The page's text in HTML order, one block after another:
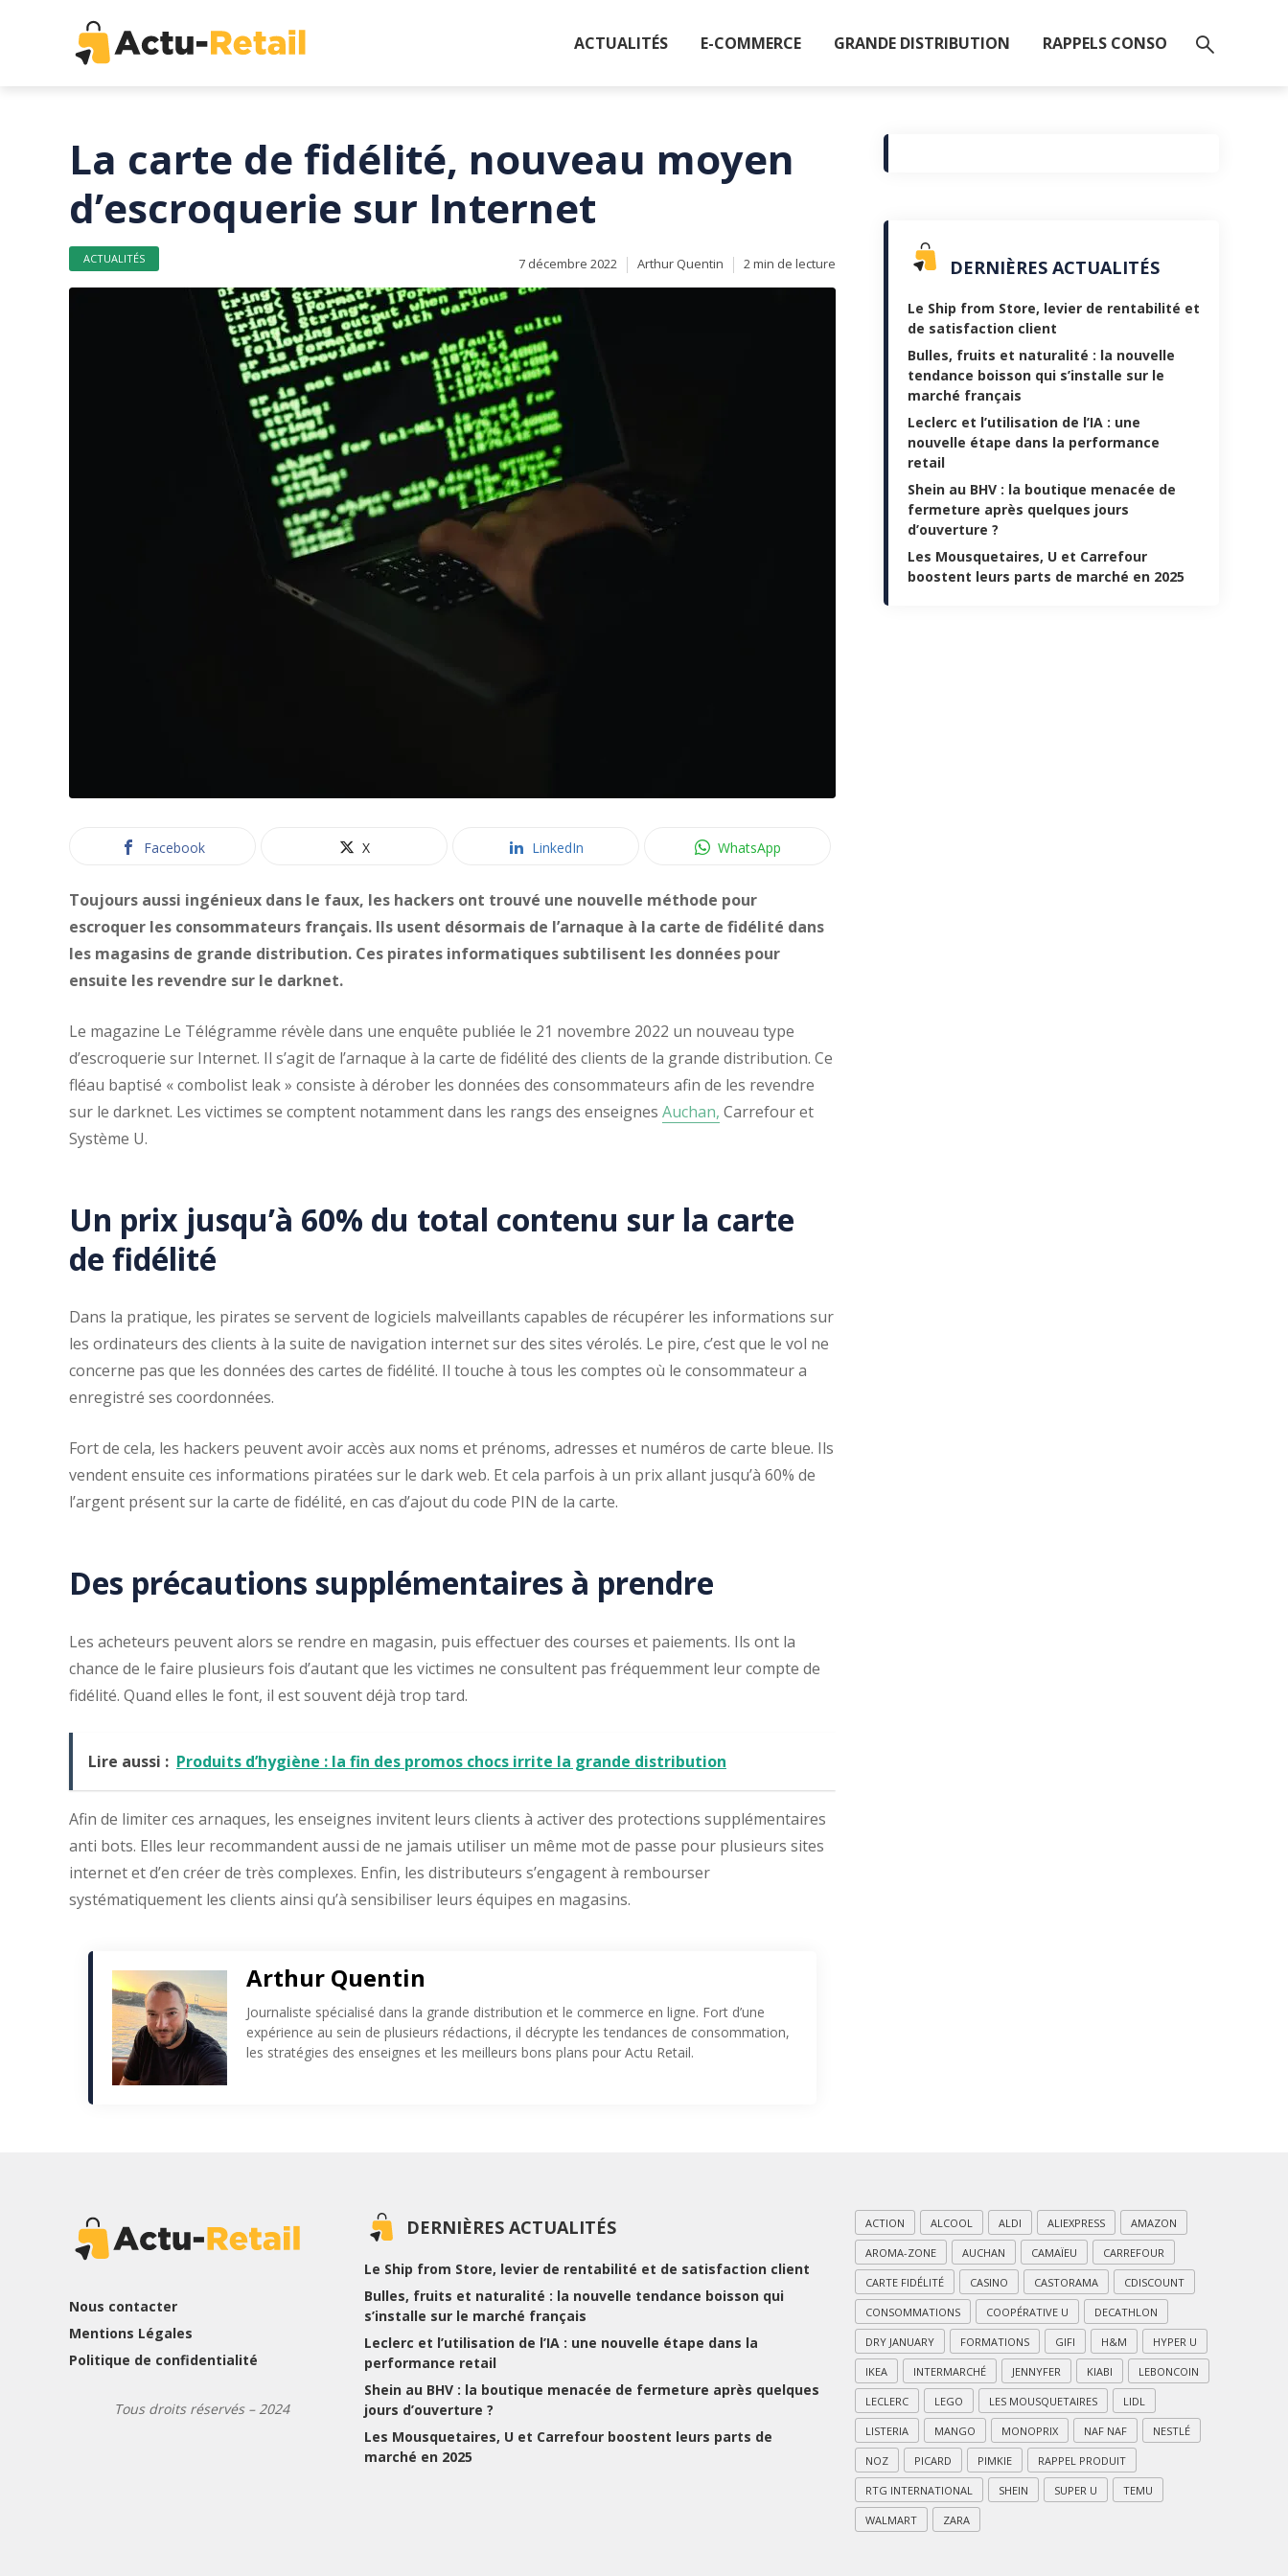
ACTUALITÉS E-COMMERCE GRANDE DISTRIBUTION RAPPELS CONSO
La carte de fidélité, nouveau moyen
d’escroquerie sur Internet
ACTUALITÉS 7 décembre 2022 Arthur Quentin 2 min de lecture
Facebook X LinkedIn WhatsApp
Toujours aussi ingénieux dans le faux, les hackers ont trouvé une nouvelle méthode pour
escroquer les consommateurs français. Ils usent désormais de l’arnaque à la carte de fidélité dans
les magasins de grande distribution. Ces pirates informatiques subtilisent les données pour
ensuite les revendre sur le darknet.
Le magazine Le Télégramme révèle dans une enquête publiée le 21 novembre 2022 un nouveau type
d’escroquerie sur Internet. Il s’agit de l’arnaque à la carte de fidélité des clients de la grande distribution. Ce
fléau baptisé « combolist leak » consiste à dérober les données des consommateurs afin de les revendre
sur le darknet. Les victimes se comptent notamment dans les rangs des enseignes Auchan, Carrefour et
Système U.
Un prix jusqu’à 60% du total contenu sur la carte
de fidélité
Dans la pratique, les pirates se servent de logiciels malveillants capables de récupérer les informations sur
les ordinateurs des clients à la suite de navigation internet sur des sites vérolés. Le pire, c’est que le vol ne
concerne pas que les données des cartes de fidélité. Il touche à tous les comptes où le consommateur a
enregistré ses coordonnées.
Fort de cela, les hackers peuvent avoir accès aux noms et prénoms, adresses et numéros de carte bleue. Ils
vendent ensuite ces informations piratées sur le dark web. Et cela parfois à un prix allant jusqu’à 60% de
l’argent présent sur la carte de fidélité, en cas d’ajout du code PIN de la carte.
Des précautions supplémentaires à prendre
Les acheteurs peuvent alors se rendre en magasin, puis effectuer des courses et paiements. Ils ont la
chance de le faire plusieurs fois d’autant que les victimes ne consultent pas fréquemment leur compte de
fidélité. Quand elles le font, il est souvent déjà trop tard.
Lire aussi : Produits d’hygiène : la fin des promos chocs irrite la grande distribution
Afin de limiter ces arnaques, les enseignes invitent leurs clients à activer des protections supplémentaires
anti bots. Elles leur recommandent aussi de ne jamais utiliser un même mot de passe pour plusieurs sites
internet et d’en créer de très complexes. Enfin, les distributeurs s’engagent à rembourser
systématiquement les clients ainsi qu’à sensibiliser leurs équipes en magasins.
Arthur Quentin
Journaliste spécialisé dans la grande distribution et le commerce en ligne. Fort d’une
expérience au sein de plusieurs rédactions, il décrypte les tendances de consommation,
les stratégies des enseignes et les meilleurs bons plans pour Actu Retail.
DERNIÈRES ACTUALITÉS
Le Ship from Store, levier de rentabilité et
de satisfaction client
Bulles, fruits et naturalité : la nouvelle
tendance boisson qui s’installe sur le
marché français
Leclerc et l’utilisation de l’IA : une
nouvelle étape dans la performance
retail
Shein au BHV : la boutique menacée de
fermeture après quelques jours
d’ouverture ?
Les Mousquetaires, U et Carrefour
boostent leurs parts de marché en 2025
Nous contacter
Mentions Légales
Politique de confidentialité
Tous droits réservés – 2024
DERNIÈRES ACTUALITÉS
Le Ship from Store, levier de rentabilité et de satisfaction client
Bulles, fruits et naturalité : la nouvelle tendance boisson qui
s’installe sur le marché français
Leclerc et l’utilisation de l’IA : une nouvelle étape dans la
performance retail
Shein au BHV : la boutique menacée de fermeture après quelques
jours d’ouverture ?
Les Mousquetaires, U et Carrefour boostent leurs parts de
marché en 2025
ACTION ALCOOL ALDI ALIEXPRESS AMAZON
AROMA-ZONE AUCHAN CAMAÏEU CARREFOUR
CARTE FIDÉLITÉ CASINO CASTORAMA CDISCOUNT
CONSOMMATIONS COOPÉRATIVE U DECATHLON
DRY JANUARY FORMATIONS GIFI H&M HYPER U
IKEA INTERMARCHÉ JENNYFER KIABI LEBONCOIN
LECLERC LEGO LES MOUSQUETAIRES LIDL
LISTERIA MANGO MONOPRIX NAF NAF NESTLÉ
NOZ PICARD PIMKIE RAPPEL PRODUIT
RTG INTERNATIONAL SHEIN SUPER U TEMU
WALMART ZARA